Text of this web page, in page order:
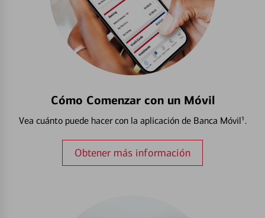
Cómo Comenzar con un Móvil
Vea cuánto puede hacer con la aplicación de Banca Móvil¹.
Obtener más información